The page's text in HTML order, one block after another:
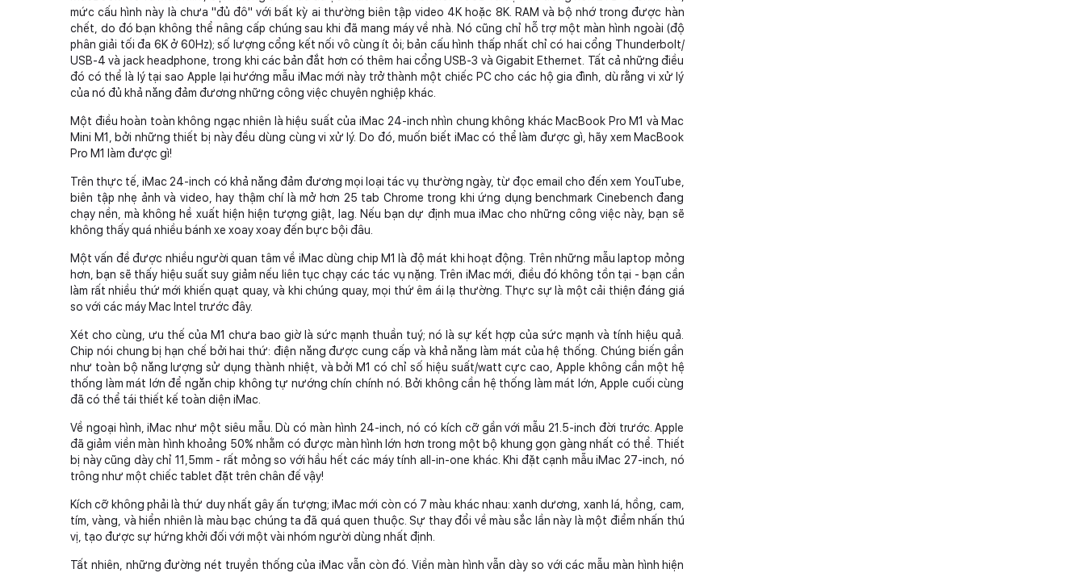
mức cấu hình này là chưa "đủ đô" với bất kỳ ai thường biên tập video 4K hoặc 8K. RAM và bộ nhớ trong được hàn
chết, do đó bạn không thể nâng cấp chúng sau khi đã mang máy về nhà. Nó cũng chỉ hỗ trợ một màn hình ngoài (độ
phân giải tối đa 6K ở 60Hz); số lượng cổng kết nối vô cùng ít ỏi; bản cấu hình thấp nhất chỉ có hai cổng Thunderbolt/
USB-4 và jack headphone, trong khi các bản đắt hơn có thêm hai cổng USB-3 và Gigabit Ethernet. Tất cả những điều
đó có thể là lý tại sao Apple lại hướng mẫu iMac mới này trở thành một chiếc PC cho các hộ gia đình, dù rằng vi xử lý
của nó đủ khả năng đảm đương những công việc chuyên nghiệp khác.
Một điều hoàn toàn không ngạc nhiên là hiệu suất của iMac 24-inch nhìn chung không khác MacBook Pro M1 và Mac
Mini M1, bởi những thiết bị này đều dùng cùng vi xử lý. Do đó, muốn biết iMac có thể làm được gì, hãy xem MacBook
Pro M1 làm được gì!
Trên thực tế, iMac 24-inch có khả năng đảm đương mọi loại tác vụ thường ngày, từ đọc email cho đến xem YouTube,
biên tập nhẹ ảnh và video, hay thậm chí là mở hơn 25 tab Chrome trong khi ứng dụng benchmark Cinebench đang
chạy nền, mà không hề xuất hiện hiện tượng giật, lag. Nếu bạn dự định mua iMac cho những công việc này, bạn sẽ
không thấy quá nhiều bánh xe xoay xoay đến bực bội đâu.
Một vấn đề được nhiều người quan tâm về iMac dùng chip M1 là độ mát khi hoạt động. Trên những mẫu laptop mỏng
hơn, bạn sẽ thấy hiệu suất suy giảm nếu liên tục chạy các tác vụ nặng. Trên iMac mới, điều đó không tồn tại - bạn cần
làm rất nhiều thứ mới khiến quạt quay, và khi chúng quay, mọi thứ êm ái lạ thường. Thực sự là một cải thiện đáng giá
so với các máy Mac Intel trước đây.
Xét cho cùng, ưu thế của M1 chưa bao giờ là sức mạnh thuần tuý; nó là sự kết hợp của sức mạnh và tính hiệu quả.
Chip nói chung bị hạn chế bởi hai thứ: điện năng được cung cấp và khả năng làm mát của hệ thống. Chúng biến gần
như toàn bộ năng lượng sử dụng thành nhiệt, và bởi M1 có chỉ số hiệu suất/watt cực cao, Apple không cần một hệ
thống làm mát lớn để ngăn chip không tự nướng chín chính nó. Bởi không cần hệ thống làm mát lớn, Apple cuối cùng
đã có thể tái thiết kế toàn diện iMac.
Về ngoại hình, iMac như một siêu mẫu. Dù có màn hình 24-inch, nó có kích cỡ gần với mẫu 21.5-inch đời trước. Apple
đã giảm viền màn hình khoảng 50% nhằm có được màn hình lớn hơn trong một bộ khung gọn gàng nhất có thể. Thiết
bị này cũng dày chỉ 11,5mm - rất mỏng so với hầu hết các máy tính all-in-one khác. Khi đặt cạnh mẫu iMac 27-inch, nó
trông như một chiếc tablet đặt trên chân đế vậy!
Kích cỡ không phải là thứ duy nhất gây ấn tượng; iMac mới còn có 7 màu khác nhau: xanh dương, xanh lá, hồng, cam,
tím, vàng, và hiển nhiên là màu bạc chúng ta đã quá quen thuộc. Sự thay đổi về màu sắc lần này là một điểm nhấn thú
vị, tạo được sự hứng khởi đối với một vài nhóm người dùng nhất định.
Tất nhiên, những đường nét truyền thống của iMac vẫn còn đó. Viền màn hình vẫn dày so với các mẫu màn hình hiện